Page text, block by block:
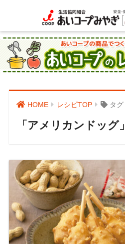
HOME レシピTOP タグ
「アメリカンドッグ